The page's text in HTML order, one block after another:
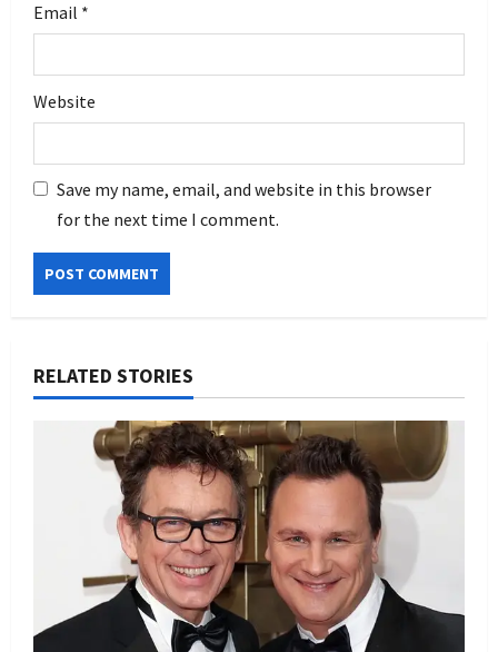
Email *
Website
Save my name, email, and website in this browser
for the next time I comment.
RELATED STORIES